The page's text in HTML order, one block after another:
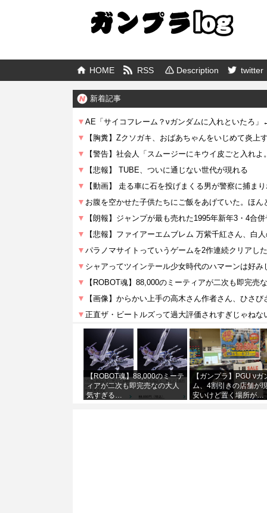
HOME RSS Description twitter
新着記事
【ROBOT魂】88,000のミーテ
ィアが二次も即完売なの大人
気すぎる…
【ガンプラ】PGU νガ
ム、4割引きの店舗が
安いけど置く場所が…